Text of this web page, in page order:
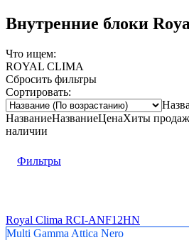
Внутренние блоки
Что ищем:
ROYAL CLIMA
Сбросить фильтры
Сортировать:
НазваниеНазваниеЦенаХиты продаж
наличии
Фильтры
Royal Clima RCI-ANF12HN
Multi Gamma Attica Nero